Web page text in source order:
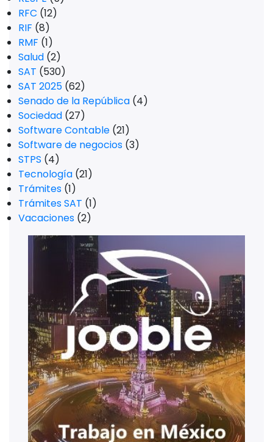
RFC (12)
RIF (8)
RMF (1)
Salud (2)
SAT (530)
SAT 2025 (62)
Senado de la República (4)
Sociedad (27)
Software Contable (21)
Software de negocios (3)
STPS (4)
Tecnología (21)
Trámites (1)
Trámites SAT (1)
Vacaciones (2)